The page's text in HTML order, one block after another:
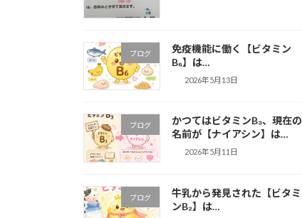
ブログ
免疫機能に働く【ビタミン
B₆】は…
2026年5月13日
ブログ
かつてはビタミンB₃、現在の
名前が【ナイアシン】は…
2026年5月11日
ブログ
牛乳から発見された【ビタミ
ンB₂】は…